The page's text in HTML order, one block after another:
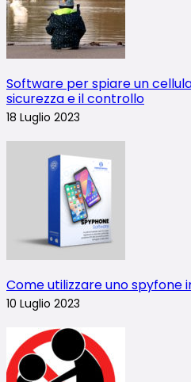
Software per spiare un
sicurezza e il controllo
18 Luglio 2023
Come utilizzare uno spyfone
10 Luglio 2023